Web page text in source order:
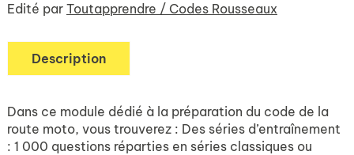
Edité par Toutapprendre / Codes Rousseaux
Description
Dans ce module dédié à la préparation du code de la
route moto, vous trouverez : Des séries d’entraînement
: 1 000 questions réparties en séries classiques ou